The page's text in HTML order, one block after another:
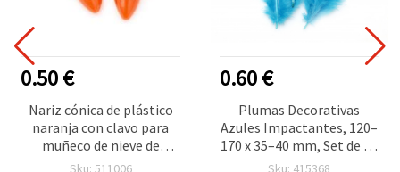
0.50 €
Nariz cónica de plástico
naranja con clavo para
muñeco de nieve de
manualidades, 14x8 mm,
Sku: 511006
0.60 €
Plumas Decorativas
Azules Impactantes, 120–
170 x 35–40 mm, Set de 10
– Perfectas para Disfraces
Sku: 415368